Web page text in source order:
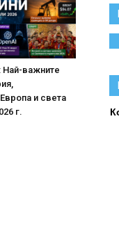
важните
и света
г.